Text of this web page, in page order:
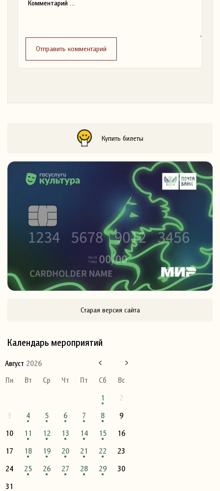
Отправить комментарий
Купить билеты
Старая версия сайта
Календарь мероприятий
Август 2026
Пн
Вт Ср Чт Пт Сб
Вс
1
2
3
4 5 6 7 8
9
10
11 12 13 14 15
16
17
18 19 20 21 22
23
24
25 26 27 28 29
30
31